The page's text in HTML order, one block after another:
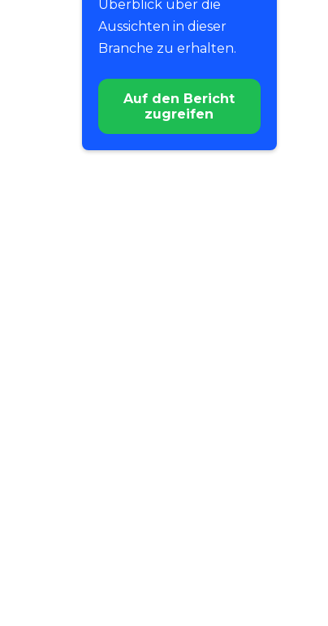
Überblick über die
Aussichten in dieser
Branche zu erhalten.
Auf den Bericht
zugreifen